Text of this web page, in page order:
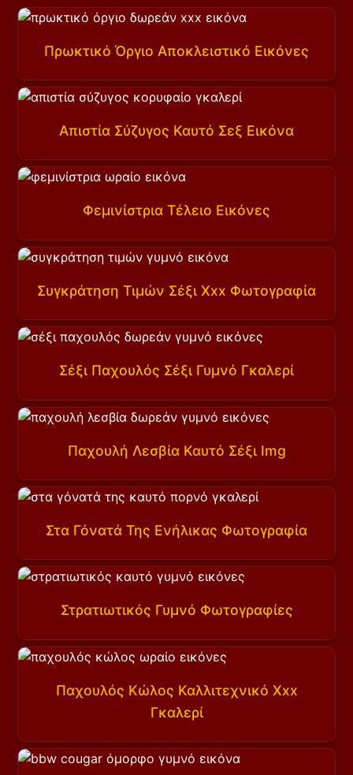
Πρωκτικό Όργιο Αποκλειστικό Εικόνες
Απιστία Σύζυγος Καυτό Σεξ Εικόνα
Φεμινίστρια Τέλειο Εικόνες
Συγκράτηση Τιμών Σέξι Xxx Φωτογραφία
Σέξι Παχουλός Σέξι Γυμνό Γκαλερί
Παχουλή Λεσβία Καυτό Σέξι Img
Στα Γόνατά Της Ενήλικας Φωτογραφία
Στρατιωτικός Γυμνό Φωτογραφίες
Παχουλός Κώλος Καλλιτεχνικό Xxx
Γκαλερί